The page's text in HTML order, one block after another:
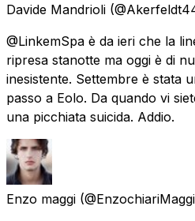
Davide Mandrioli
@LinkemSpa è da ieri che la
ripresa stanotte ma oggi è di
inesistente. Settembre è stata
passo a Eolo. Da quando vi
una picchiata suicida. Addio.
Enzo maggi